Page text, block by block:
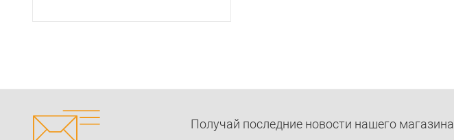
Получай последние новости нашего магазина